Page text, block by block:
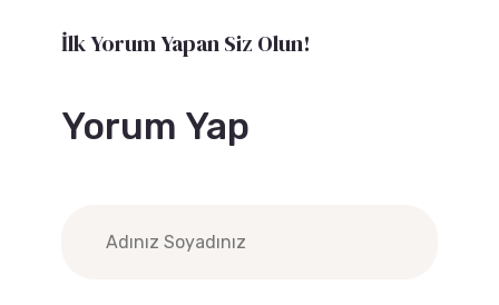
İlk Yorum Yapan Siz Olun!
Yorum Yap